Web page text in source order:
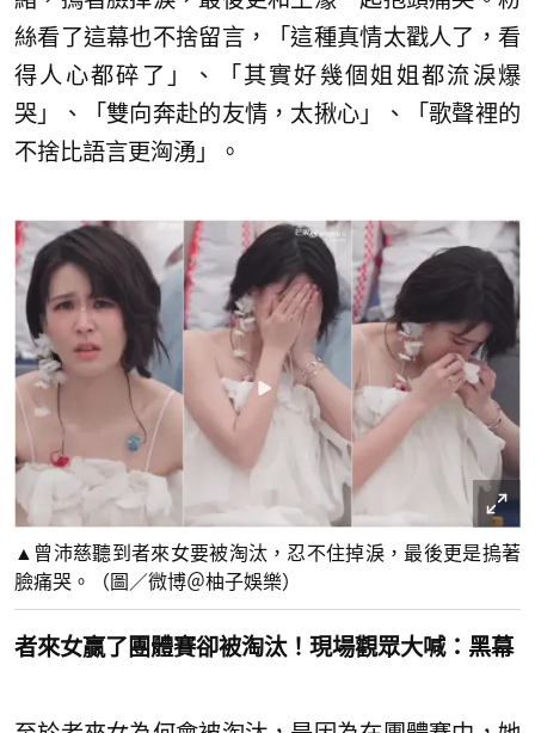
絲看了這幕也不捨留言，「這種真情太戳人了，看
得人心都碎了」、「其實好幾個姐姐都流淚爆
哭」、「雙向奔赴的友情，太揪心」、「歌聲裡的
不捨比語言更洶湧」。
▲曾沛慈聽到者來女要被淘汰，忍不住掉淚，最後更是摀著
臉痛哭。（圖／微博＠柚子娛樂）
者來女贏了團體賽卻被淘汰！現場觀眾大喊：黑幕